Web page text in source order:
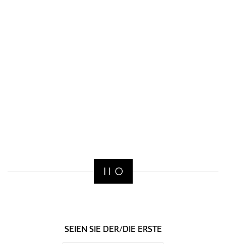
SEIEN SIE DER/DIE ERSTE